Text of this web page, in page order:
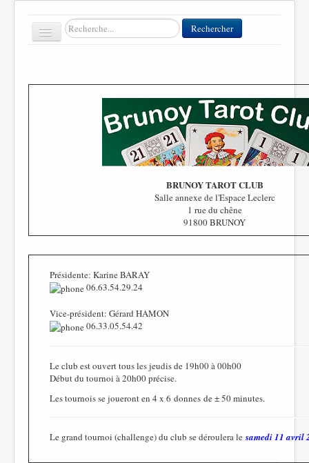
Toggle
Rechercher Rechercher
BRUNOY TAROT CLUB
Salle annexe de l'Espace Leclerc
1 rue du chêne
91800 BRUNOY
Présidente: Karine BARAY
06.63.54.29.24
Vice-président: Gérard HAMON
06.33.05.54.42
Le club est ouvert tous les jeudis de 19h00 à 00h00
Début du tournoi à 20h00 précise.
Les tournois se joueront en 4 x 6 donnes de ± 50 minutes.
Le grand tournoi (challenge) du club se déroulera le samedi 11 avril